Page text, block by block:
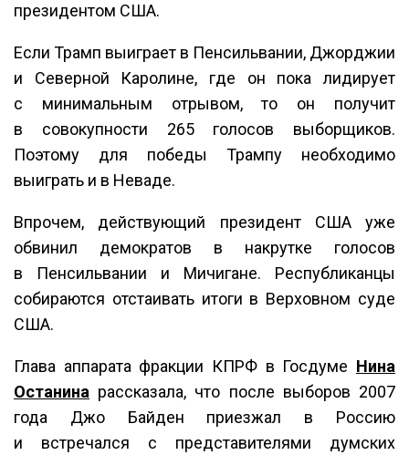
президентом США.
Если Трамп выиграет в Пенсильвании, Джорджии
и Северной Каролине, где он пока лидирует
с минимальным отрывом, то он получит
в совокупности 265 голосов выборщиков.
Поэтому для победы Трампу необходимо
выиграть и в Неваде.
Впрочем, действующий президент США уже
обвинил демократов в накрутке голосов
в Пенсильвании и Мичигане. Республиканцы
собираются отстаивать итоги в Верховном суде
США.
Глава аппарата фракции КПРФ в Госдуме Нина
Останина рассказала, что после выборов 2007
года Джо Байден приезжал в Россию
и встречался с представителями думских